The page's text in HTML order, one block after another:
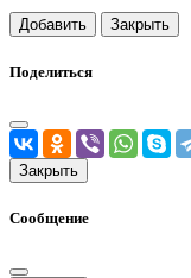
Добавить Закрыть
Поделиться
Закрыть
Сообщение